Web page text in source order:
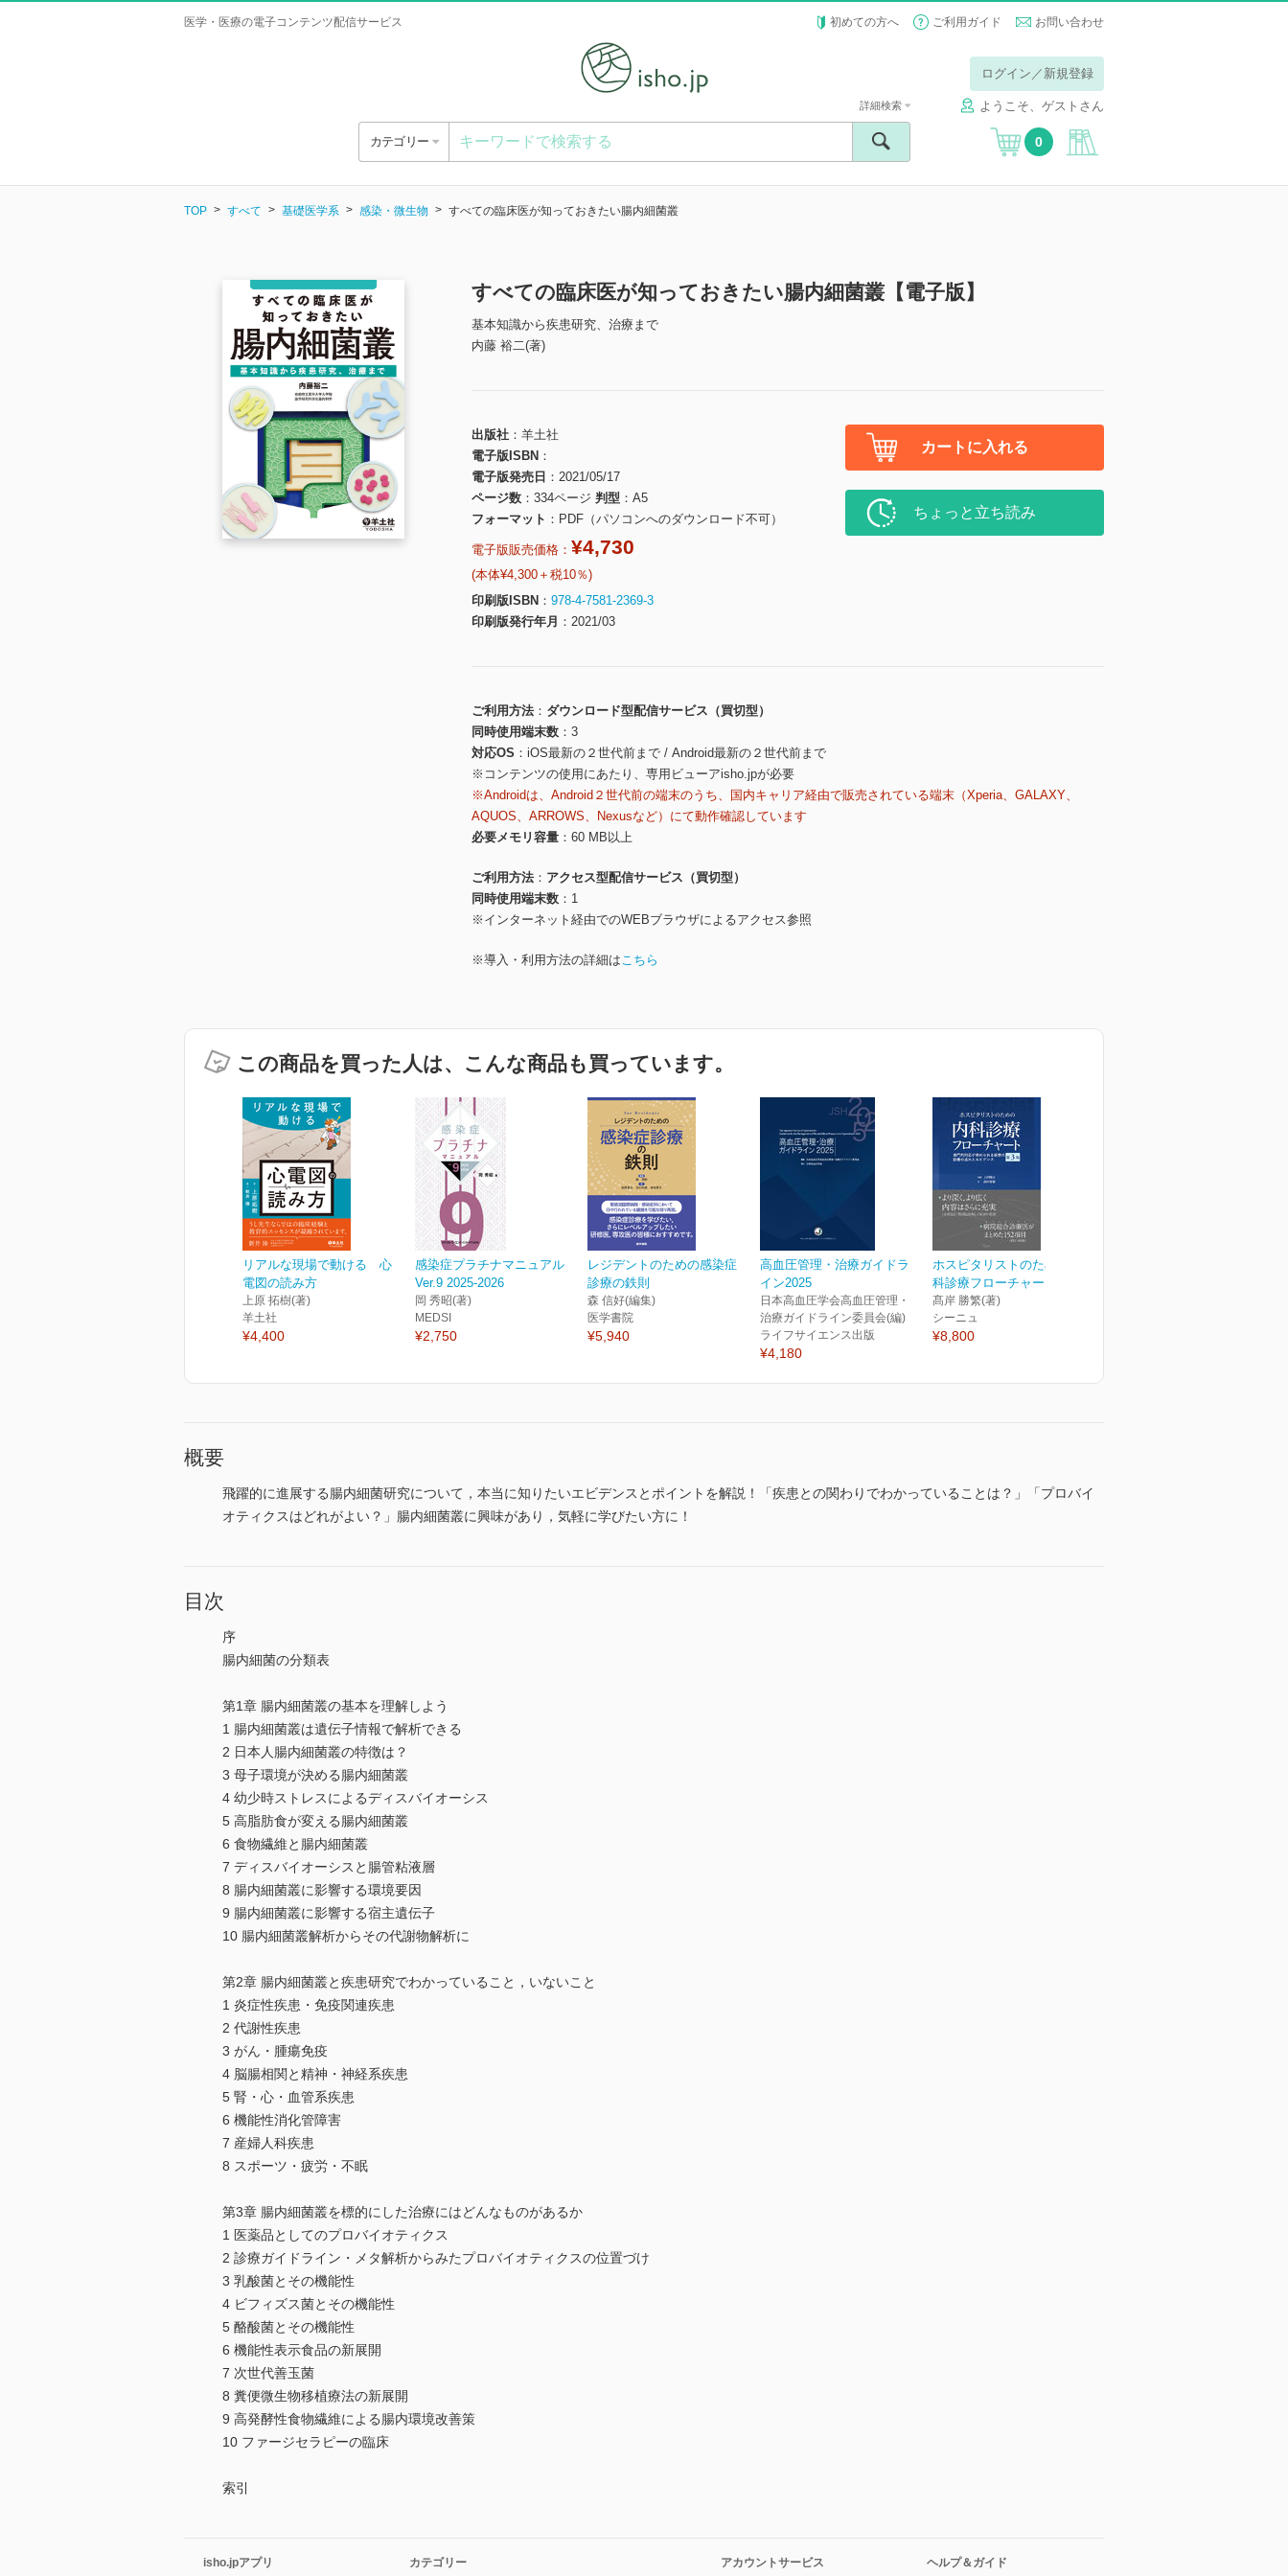
医学・医療の電子コンテンツ配信サービス 初めての方へ ご利用ガイド お問い合わせ
ログイン／新規登録
ようこそ、ゲストさん
カテゴリー
詳細検索
0
TOP すべて 基礎医学系 感染・微生物 すべての臨床医が知っておきたい腸内細菌叢
すべての臨床医が知っておきたい腸内細菌叢【電子版】
基本知識から疾患研究、治療まで
内藤 裕二(著)
出版社
羊土社
電子版ISBN
電子版発売日
2021/05/17
ページ数
334ページ 判型
A5
フォーマット
PDF（パソコンへのダウンロード不可）
電子版販売価格： ¥4,730
(本体¥4,300＋税10％)
印刷版ISBN
978-4-7581-2369-3
印刷版発行年月
2021/03
カートに入れる
ちょっと立ち読み
ご利用方法
ダウンロード型配信サービス（買切型）
同時使用端末数
3
対応OS
iOS最新の２世代前まで / Android最新の２世代前まで
※コンテンツの使用にあたり、専用ビューアisho.jpが必要
※Androidは、Android２世代前の端末のうち、国内キャリア経由で販売されている端末（Xperia、GALAXY、
AQUOS、ARROWS、Nexusなど）にて動作確認しています
必要メモリ容量
60 MB以上
ご利用方法
アクセス型配信サービス（買切型）
同時使用端末数
1
※インターネット経由でのWEBブラウザによるアクセス参照
※導入・利用方法の詳細はこちら
この商品を買った人は、こんな商品も買っています。
リアルな現場で動ける 心
電図の読み方
上原 拓樹(著)
羊土社
¥4,400
感染症プラチナマニュアル
Ver.9 2025-2026
岡 秀昭(著)
MEDSI
¥2,750
レジデントのための感染症
診療の鉄則
森 信好(編集)
医学書院
¥5,940
高血圧管理・治療ガイドラ
イン2025
日本高血圧学会高血圧管理・
治療ガイドライン委員会(編)
ライフサイエンス出版
¥4,180
ホスピタリストのための内
科診療フローチャート 第...
髙岸 勝繁(著)
シーニュ
¥8,800
概要
飛躍的に進展する腸内細菌研究について，本当に知りたいエビデンスとポイントを解説！「疾患との関わりでわかっていることは？」「プロバイ
オティクスはどれがよい？」腸内細菌叢に興味があり，気軽に学びたい方に！
目次
序
腸内細菌の分類表
第1章 腸内細菌叢の基本を理解しよう
1 腸内細菌叢は遺伝子情報で解析できる
2 日本人腸内細菌叢の特徴は？
3 母子環境が決める腸内細菌叢
4 幼少時ストレスによるディスバイオーシス
5 高脂肪食が変える腸内細菌叢
6 食物繊維と腸内細菌叢
7 ディスバイオーシスと腸管粘液層
8 腸内細菌叢に影響する環境要因
9 腸内細菌叢に影響する宿主遺伝子
10 腸内細菌叢解析からその代謝物解析に
第2章 腸内細菌叢と疾患研究でわかっていること，いないこと
1 炎症性疾患・免疫関連疾患
2 代謝性疾患
3 がん・腫瘍免疫
4 脳腸相関と精神・神経系疾患
5 腎・心・血管系疾患
6 機能性消化管障害
7 産婦人科疾患
8 スポーツ・疲労・不眠
第3章 腸内細菌叢を標的にした治療にはどんなものがあるか
1 医薬品としてのプロバイオティクス
2 診療ガイドライン・メタ解析からみたプロバイオティクスの位置づけ
3 乳酸菌とその機能性
4 ビフィズス菌とその機能性
5 酪酸菌とその機能性
6 機能性表示食品の新展開
7 次世代善玉菌
8 糞便微生物移植療法の新展開
9 高発酵性食物繊維による腸内環境改善策
10 ファージセラピーの臨床
索引
isho.jpアプリ カテゴリー アカウントサービス ヘルプ＆ガイド